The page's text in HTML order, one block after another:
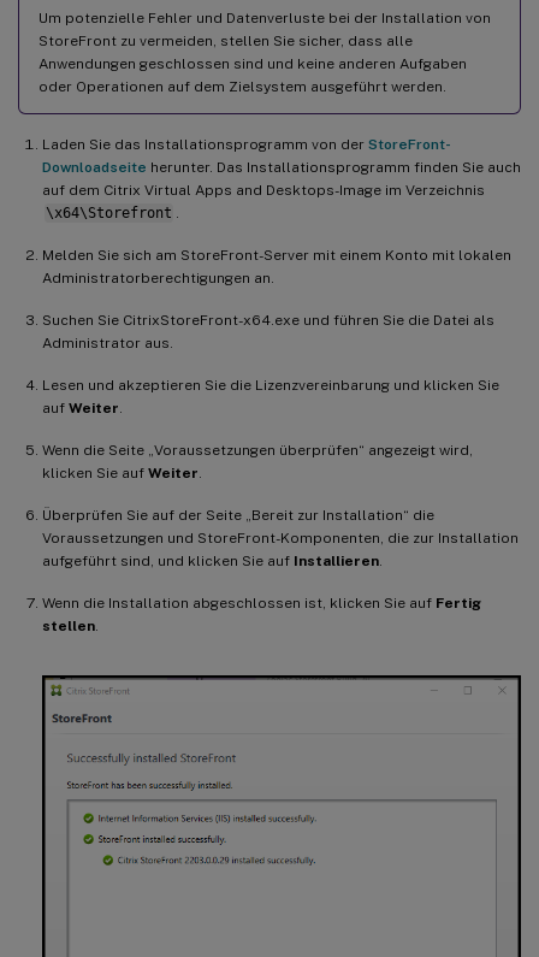
Um potenzielle Fehler und Datenverluste bei der Installation von
StoreFront zu vermeiden, stellen Sie sicher, dass alle
Anwendungen geschlossen sind und keine anderen Aufgaben
oder Operationen auf dem Zielsystem ausgeführt werden.
Laden Sie das Installationsprogramm von der StoreFront-
Downloadseite herunter. Das Installationsprogramm finden Sie auch
auf dem Citrix Virtual Apps and Desktops-Image im Verzeichnis
\x64\Storefront
Melden Sie sich am StoreFront-Server mit einem Konto mit lokalen
Administratorberechtigungen an.
Suchen Sie CitrixStoreFront-x64.exe und führen Sie die Datei als
Administrator aus.
Lesen und akzeptieren Sie die Lizenzvereinbarung und klicken Sie
auf Weiter
Wenn die Seite „Voraussetzungen überprüfen“ angezeigt wird,
klicken Sie auf Weiter
Überprüfen Sie auf der Seite „Bereit zur Installation“ die
Voraussetzungen und StoreFront-Komponenten, die zur Installation
aufgeführt sind, und klicken Sie auf Installieren
Wenn die Installation abgeschlossen ist, klicken Sie auf Fertig
stellen